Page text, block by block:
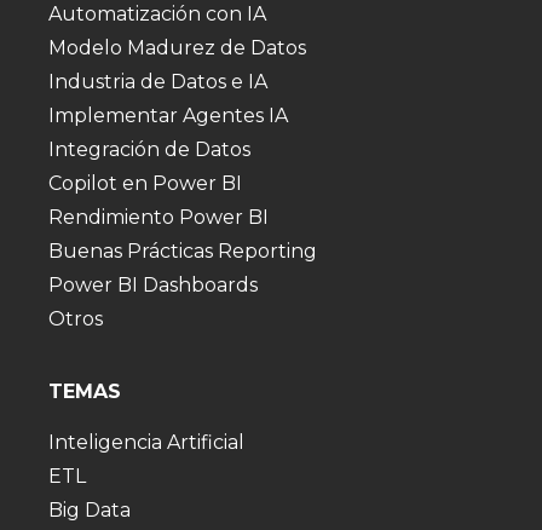
Automatización con IA
Modelo Madurez de Datos
Industria de Datos e IA
Implementar Agentes IA
Integración de Datos
Copilot en Power BI
Rendimiento Power BI
Buenas Prácticas Reporting
Power BI Dashboards
Otros
TEMAS
Inteligencia Artificial
ETL
Big Data